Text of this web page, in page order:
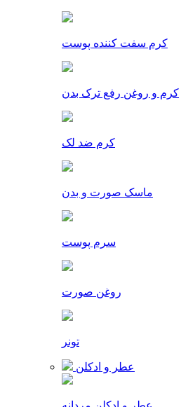
کرم سفت کننده پوست
کرم و روغن رفع ترک بدن
کرم ضد لک
ماسک صورت و بدن
سرم پوست
روغن صورت
تونر
عطر و ادکلن